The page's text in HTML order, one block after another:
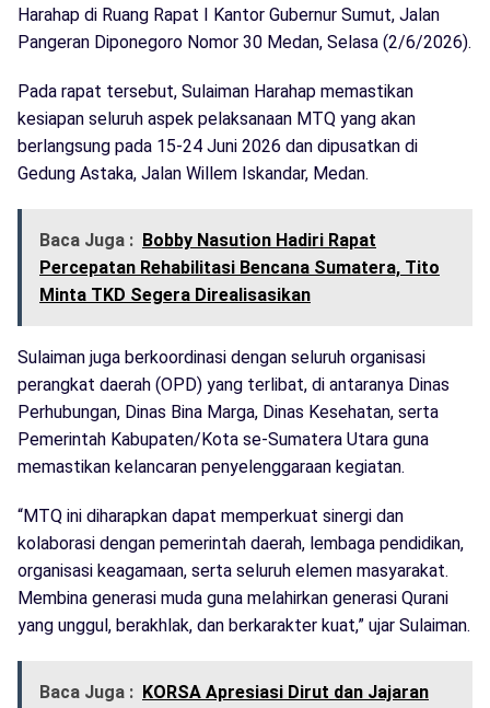
Harahap di Ruang Rapat I Kantor Gubernur Sumut, Jalan
Pangeran Diponegoro Nomor 30 Medan, Selasa (2/6/2026).
Pada rapat tersebut, Sulaiman Harahap memastikan
kesiapan seluruh aspek pelaksanaan MTQ yang akan
berlangsung pada 15-24 Juni 2026 dan dipusatkan di
Gedung Astaka, Jalan Willem Iskandar, Medan.
Baca Juga : Bobby Nasution Hadiri Rapat
Percepatan Rehabilitasi Bencana Sumatera, Tito
Minta TKD Segera Direalisasikan
Sulaiman juga berkoordinasi dengan seluruh organisasi
perangkat daerah (OPD) yang terlibat, di antaranya Dinas
Perhubungan, Dinas Bina Marga, Dinas Kesehatan, serta
Pemerintah Kabupaten/Kota se-Sumatera Utara guna
memastikan kelancaran penyelenggaraan kegiatan.
“MTQ ini diharapkan dapat memperkuat sinergi dan
kolaborasi dengan pemerintah daerah, lembaga pendidikan,
organisasi keagamaan, serta seluruh elemen masyarakat.
Membina generasi muda guna melahirkan generasi Qurani
yang unggul, berakhlak, dan berkarakter kuat,” ujar Sulaiman.
Baca Juga : KORSA Apresiasi Dirut dan Jajaran